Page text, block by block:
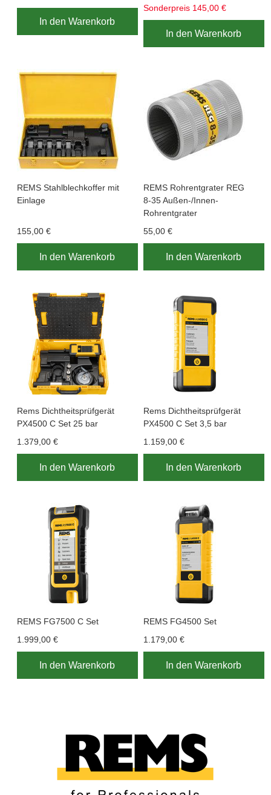
In den Warenkorb
Sonderpreis 145,00 €
In den Warenkorb
REMS Stahlblechkoffer mit
Einlage
155,00 €
In den Warenkorb
REMS Rohrentgrater REG
8-35 Außen-/Innen-
Rohrentgrater
55,00 €
In den Warenkorb
Rems Dichtheitsprüfgerät
PX4500 C Set 25 bar
1.379,00 €
In den Warenkorb
Rems Dichtheitsprüfgerät
PX4500 C Set 3,5 bar
1.159,00 €
In den Warenkorb
REMS FG7500 C Set
1.999,00 €
In den Warenkorb
REMS FG4500 Set
1.179,00 €
In den Warenkorb